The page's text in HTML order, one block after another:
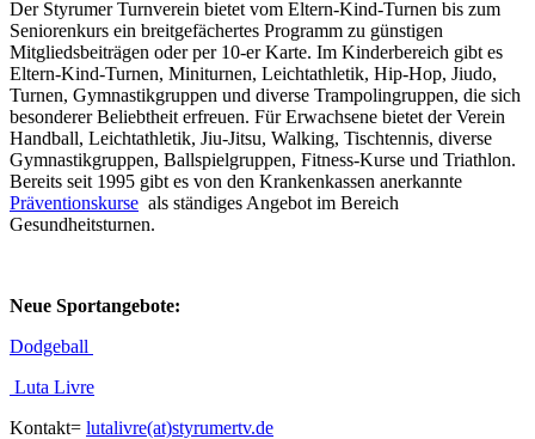
Der Styrumer Turnverein bietet vom Eltern-Kind-Turnen bis zum
Seniorenkurs ein breitgefächertes Programm zu günstigen
Mitgliedsbeiträgen oder per 10-er Karte. Im Kinderbereich gibt es
Eltern-Kind-Turnen, Miniturnen, Leichtathletik, Hip-Hop, Jiudo,
Turnen, Gymnastikgruppen und diverse Trampolingruppen, die sich
besonderer Beliebtheit erfreuen. Für Erwachsene bietet der Verein
Handball, Leichtathletik, Jiu-Jitsu, Walking, Tischtennis, diverse
Gymnastikgruppen, Ballspielgruppen, Fitness-Kurse und Triathlon.
Bereits seit 1995 gibt es von den Krankenkassen anerkannte
Präventionskurse als ständiges Angebot im Bereich
Gesundheitsturnen.
Neue Sportangebote:
Dodgeball
Luta Livre
Kontakt= lutalivre(at)styrumertv.de